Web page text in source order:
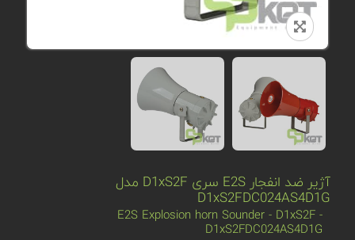
آژیر ضد انفجار E2S سری D1xS2F مدل
D1xS2FDC024AS4D1G
E2S Explosion horn Sounder - D1xS2F -
D1xS2FDC024AS4D1G